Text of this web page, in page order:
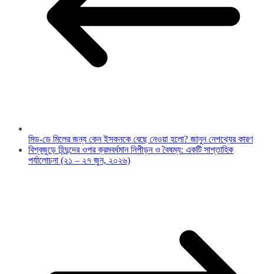
মিড-ডে মিলের জন্য কেন ইসকনকে বেছে নেওয়া হলো? জানুন নেপথ্যের কারণ
বিশ্বজুড়ে হিন্দুদের ওপর ক্রমবর্ধমান নিপীড়ন ও বৈষম্য: একটি সাপ্তাহিক
পর্যালোচনা (২১ – ২৭ জুন, ২০২৬)